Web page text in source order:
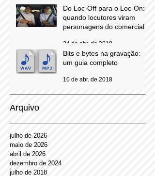
locutores comerciais
12 de jun. de 2018
quando locutores viram
personagens do comercial
Bits e bytes na gravação:
Arquivo
julho de 2026
maio de 2026